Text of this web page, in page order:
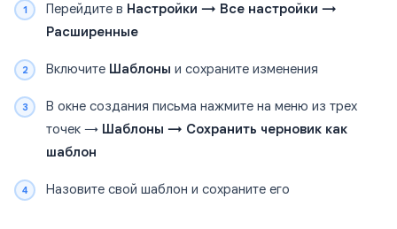
Перейдите в Настройки → Все настройки →
Расширенные
Включите Шаблоны и сохраните изменения
В окне создания письма нажмите на меню из трех
точек → Шаблоны → Сохранить черновик как
шаблон
Назовите свой шаблон и сохраните его